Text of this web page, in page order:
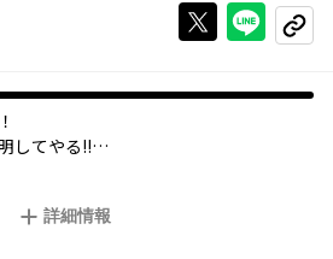
Xで投稿する
ライン
コピー
してやる!!
索にも魔物討伐にも使えない
詳細情報